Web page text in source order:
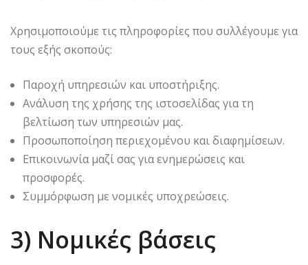
Χρησιμοποιούμε τις πληροφορίες που συλλέγουμε για
τους εξής σκοπούς:
Παροχή υπηρεσιών και υποστήριξης.
Ανάλυση της χρήσης της ιστοσελίδας για τη
βελτίωση των υπηρεσιών μας.
Προσωποποίηση περιεχομένου και διαφημίσεων.
Επικοινωνία μαζί σας για ενημερώσεις και
προσφορές.
Συμμόρφωση με νομικές υποχρεώσεις.
3) Νομικές βάσεις